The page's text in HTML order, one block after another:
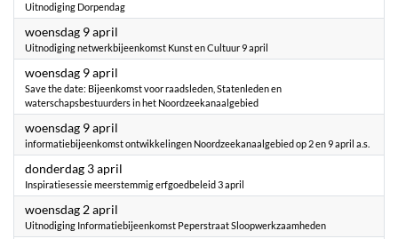
Uitnodiging Dorpendag
woensdag 9 april
Uitnodiging netwerkbijeenkomst Kunst en Cultuur 9 april
woensdag 9 april
Save the date: Bijeenkomst voor raadsleden, Statenleden en
waterschapsbestuurders in het Noordzeekanaalgebied
woensdag 9 april
informatiebijeenkomst ontwikkelingen Noordzeekanaalgebied op 2 en 9 april a.s.
donderdag 3 april
Inspiratiesessie meerstemmig erfgoedbeleid 3 april
woensdag 2 april
Uitnodiging Informatiebijeenkomst Peperstraat Sloopwerkzaamheden